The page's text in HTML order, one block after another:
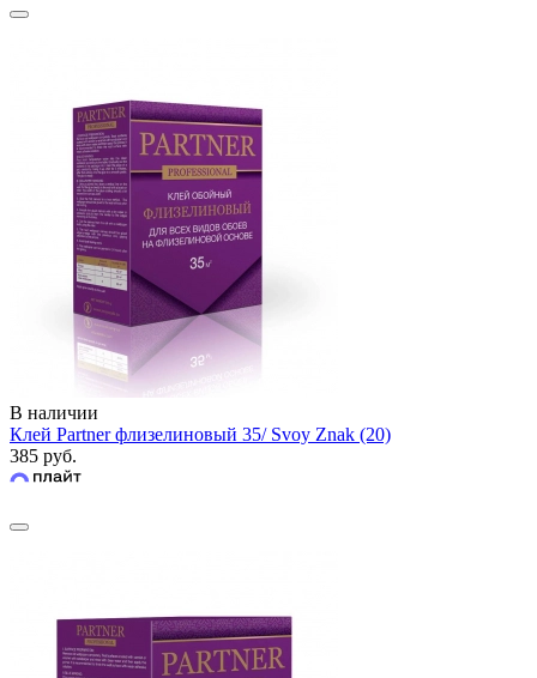
В наличии
Клей Partner флизелиновый 35/ Svoy Znak (20)
385 руб.